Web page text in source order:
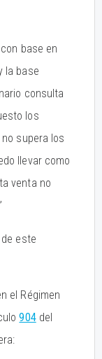
base en
la base
consulta
los
supera los
llevar como
venta no
este
el Régimen
904del